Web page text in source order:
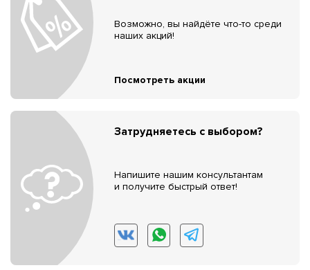
Возможно, вы найдёте что-то среди
наших акций!
Посмотреть акции
Затрудняетесь с выбором?
Напишите нашим консультантам
и получите быстрый ответ!